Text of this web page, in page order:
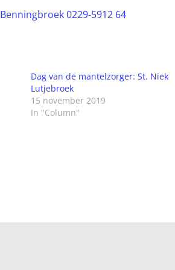
Benningbroek 0229-5912 64
Dag van de mantelzorger: St. Niek
Lutjebroek
15 november 2019
In "Column"